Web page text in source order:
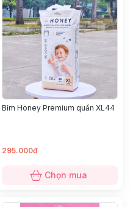
Bỉm Honey Premium quần XL44
295.000đ
Chọn mua